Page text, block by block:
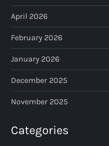
April 2026
February 2026
January 2026
December 2025
November 2025
Categories